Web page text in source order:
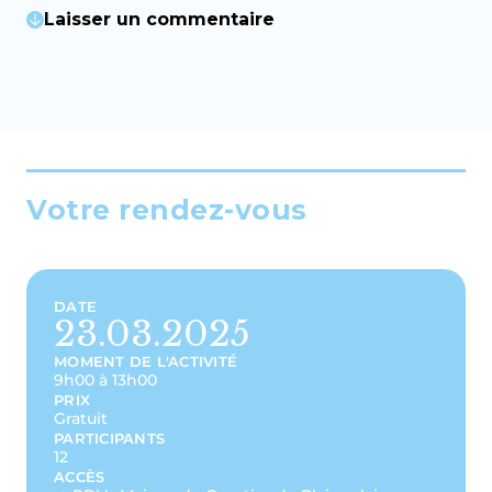
Laisser un commentaire
Votre rendez-vous
DATE
23.03.2025
MOMENT DE L'ACTIVITÉ
9h00 à 13h00
PRIX
Gratuit
PARTICIPANTS
12
ACCÈS